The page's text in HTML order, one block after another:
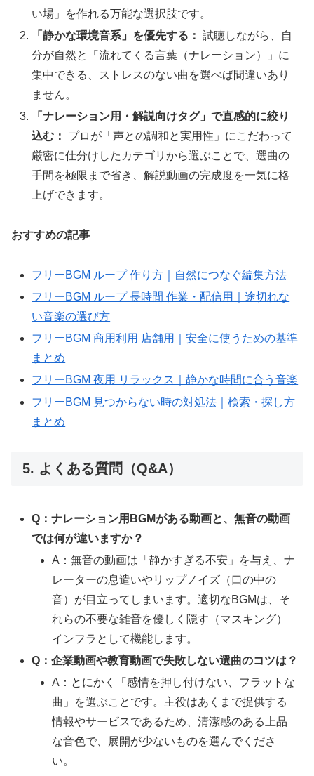
い場」を作れる万能な選択肢です。
「静かな環境音系」を優先する： 試聴しながら、自
分が自然と「流れてくる言葉（ナレーション）」に
集中できる、ストレスのない曲を選べば間違いあり
ません。
「ナレーション用・解説向けタグ」で直感的に絞り
込む：
プロが「声との調和と実用性」にこだわって
厳密に仕分けしたカテゴリから選ぶことで、選曲の
手間を極限まで省き、解説動画の完成度を一気に格
上げできます。
おすすめの記事
フリーBGM ループ 作り方｜自然につなぐ編集方法
フリーBGM ループ 長時間 作業・配信用｜途切れな
い音楽の選び方
フリーBGM 商用利用 店舗用｜安全に使うための基準
まとめ
フリーBGM 夜用 リラックス｜静かな時間に合う音楽
フリーBGM 見つからない時の対処法｜検索・探し方
まとめ
5. よくある質問（Q&A）
Q：ナレーション用BGMがある動画と、無音の動画
では何が違いますか？
A：無音の動画は「静かすぎる不安」を与え、ナ
レーターの息遣いやリップノイズ（口の中の
音）が目立ってしまいます。適切なBGMは、そ
れらの不要な雑音を優しく隠す（マスキング）
インフラとして機能します。
Q：企業動画や教育動画で失敗しない選曲のコツは？
A：とにかく「感情を押し付けない、フラットな
曲」を選ぶことです。主役はあくまで提供する
情報やサービスであるため、清潔感のある上品
な音色で、展開が少ないものを選んでくださ
い。